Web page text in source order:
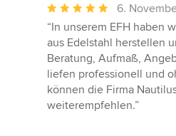
Durchschnittliche
Bewertung:
5
von
5
Sternen
6.
“In unserem EFH haben
aus Edelstahl herstellen
Beratung, Aufmaß,
liefen professionell und
können die Firma
weiterempfehlen.”